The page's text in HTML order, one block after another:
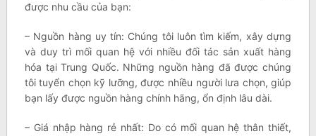
được nhu cầu của bạn:
– Nguồn hàng uy tín: Chúng tôi luôn tìm kiếm, xây dựng
và duy trì mối quan hệ với nhiều đối tác sản xuất hàng
hóa tại Trung Quốc. Những nguồn hàng đã được chúng
tôi tuyển chọn kỹ lưỡng, được nhiều người lưa chọn, giúp
bạn lấy được nguồn hàng chính hãng, ổn định lâu dài.
– Giá nhập hàng rẻ nhất: Do có mối quan hệ thân thiết,